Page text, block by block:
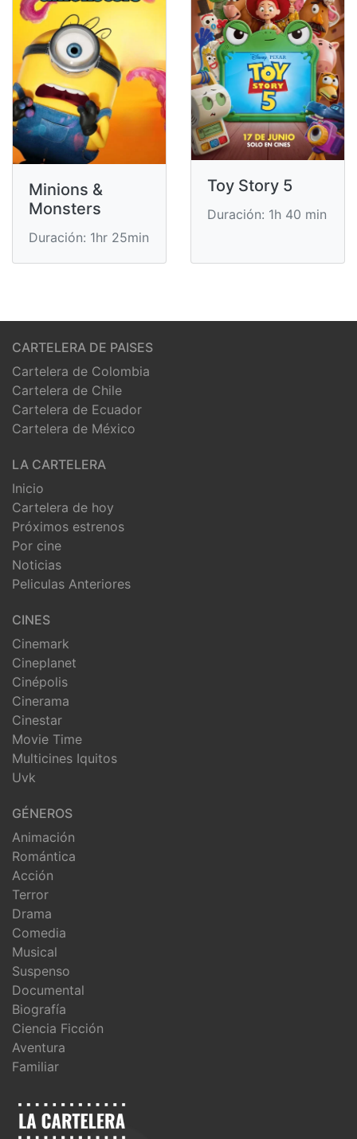
Minions &
Monsters
Duración: 1hr 25min
Toy Story 5
Duración: 1h 40 min
CARTELERA DE PAISES
Cartelera de Colombia
Cartelera de Chile
Cartelera de Ecuador
Cartelera de México
LA CARTELERA
Inicio
Cartelera de hoy
Próximos estrenos
Por cine
Noticias
Peliculas Anteriores
CINES
Cinemark
Cineplanet
Cinépolis
Cinerama
Cinestar
Movie Time
Multicines Iquitos
Uvk
GÉNEROS
Animación
Romántica
Acción
Terror
Drama
Comedia
Musical
Suspenso
Documental
Biografía
Ciencia Ficción
Aventura
Familiar